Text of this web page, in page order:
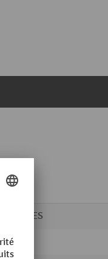
CORDES
Acier